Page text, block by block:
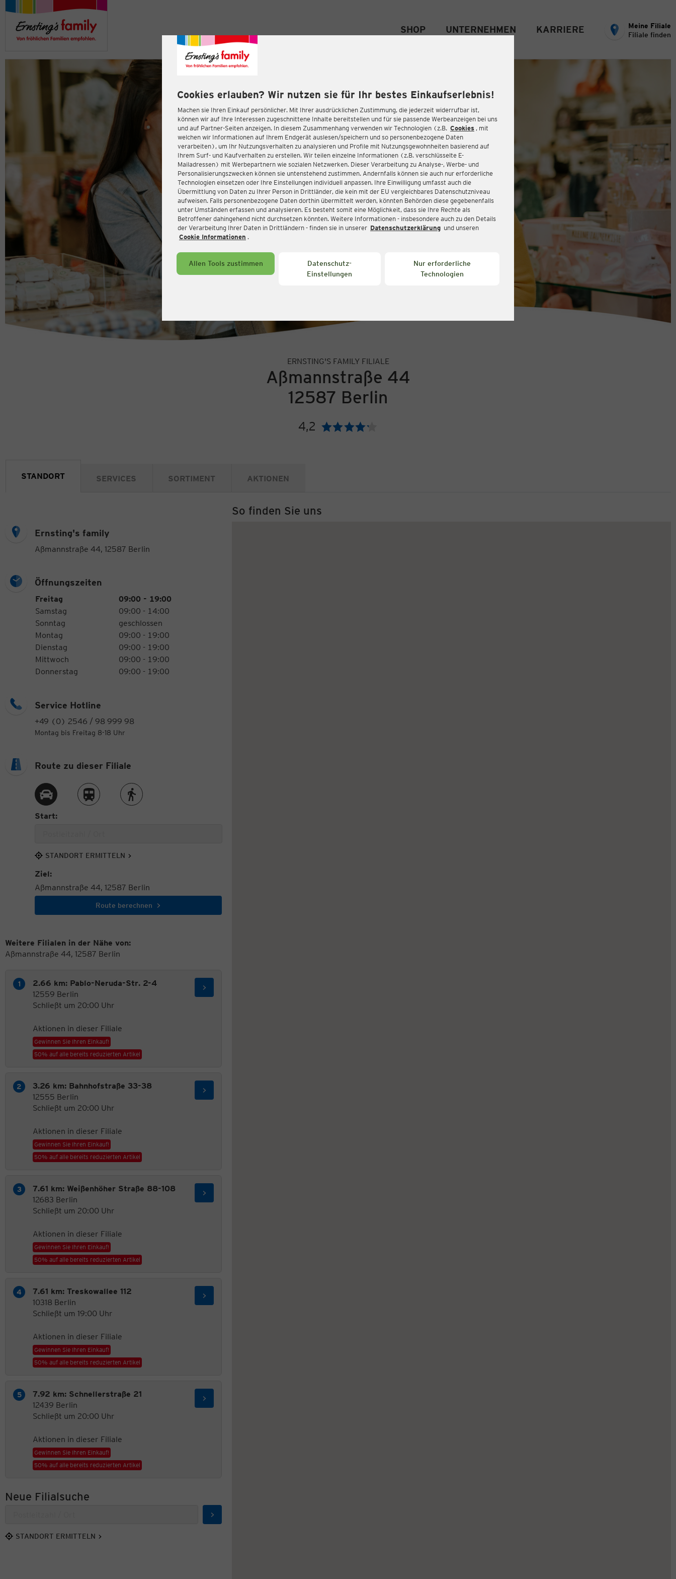
Cookies erlauben? Wir nutzen sie für Ihr bestes Einkaufserlebnis!
Machen sie Ihren Einkauf persönlicher. Mit Ihrer ausdrücklichen Zustimmung, die jederzeit widerrufbar ist,
können wir auf Ihre Interessen zugeschnittene Inhalte bereitstellen und für sie passende Werbeanzeigen bei uns
und auf Partner-Seiten anzeigen. In diesem Zusammenhang verwenden wir Technologien (z.B. Cookies , mit
welchen wir Informationen auf Ihrem Endgerät auslesen/speichern und so personenbezogene Daten
verarbeiten), um Ihr Nutzungsverhalten zu analysieren und Profile mit Nutzungsgewohnheiten basierend auf
Ihrem Surf- und Kaufverhalten zu erstellen. Wir teilen einzelne Informationen (z.B. verschlüsselte E-
Mailadressen) mit Werbepartnern wie sozialen Netzwerken. Dieser Verarbeitung zu Analyse-, Werbe- und
Personalisierungszwecken können sie untenstehend zustimmen. Andernfalls können sie auch nur erforderliche
Technologien einsetzen oder Ihre Einstellungen individuell anpassen. Ihre Einwilligung umfasst auch die
Übermittlung von Daten zu Ihrer Person in Drittländer, die kein mit der EU vergleichbares Datenschutzniveau
aufweisen. Falls personenbezogene Daten dorthin übermittelt werden, könnten Behörden diese gegebenenfalls
unter Umständen erfassen und analysieren. Es besteht somit eine Möglichkeit, dass sie Ihre Rechte als
Betroffener dahingehend nicht durchsetzen könnten. Weitere Informationen - insbesondere auch zu den Details
der Verarbeitung Ihrer Daten in Drittländern - finden sie in unserer Datenschutzerklärung und unseren
Cookie Informationen .
Allen Tools zustimmen
Datenschutz-
Einstellungen
Nur erforderliche
Technologien
SHOP UNTERNEHMEN KARRIERE
Meine Filiale
Filiale finden
ERNSTING'S FAMILY FILIALE
Aßmannstraße 44
12587 Berlin
4,2 Bewertung:
STANDORT SERVICES SORTIMENT AKTIONEN
Ernsting's family
Aßmannstraße 44, 12587 Berlin
Öffnungszeiten
Öffnungszeiten
Wochentag
Freitag
09:00 - 19:00
Samstag
09:00 - 14:00
Sonntag
geschlossen
Montag
09:00 - 19:00
Dienstag
09:00 - 19:00
Mittwoch
09:00 - 19:00
Donnerstag
09:00 - 19:00
Service Hotline
+49 (0) 2546 / 98 999 98
Montag bis Freitag 8-18 Uhr
So finden Sie uns
Route zu dieser Filiale
Route per AutoRoute per ZugRoute zu Fuß
Start:
STANDORT ERMITTELN
Ziel:
Aßmannstraße 44, 12587 Berlin
Route berechnen
Weitere Filialen in der Nähe von:
Aßmannstraße 44, 12587 Berlin
2.66 km: Pablo-Neruda-Str. 2-4
12559 Berlin
Schließt um 20:00 Uhr
Aktionen in dieser Filiale
Gewinnen Sie Ihren Einkauf!
50% auf alle bereits reduzierten Artikel
3.26 km: Bahnhofstraße 33-38
12555 Berlin
Schließt um 20:00 Uhr
Aktionen in dieser Filiale
Gewinnen Sie Ihren Einkauf!
50% auf alle bereits reduzierten Artikel
7.61 km: Weißenhöher Straße 88-108
12683 Berlin
Schließt um 20:00 Uhr
Aktionen in dieser Filiale
Gewinnen Sie Ihren Einkauf!
50% auf alle bereits reduzierten Artikel
7.61 km: Treskowallee 112
10318 Berlin
Schließt um 19:00 Uhr
Aktionen in dieser Filiale
Gewinnen Sie Ihren Einkauf!
50% auf alle bereits reduzierten Artikel
7.92 km: Schnellerstraße 21
12439 Berlin
Schließt um 20:00 Uhr
Aktionen in dieser Filiale
Gewinnen Sie Ihren Einkauf!
50% auf alle bereits reduzierten Artikel
Neue Filialsuche
Suchen
STANDORT ERMITTELN